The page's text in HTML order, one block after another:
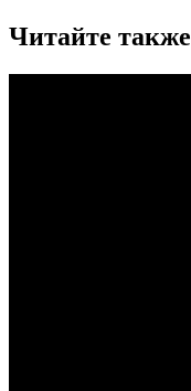
Читайте также